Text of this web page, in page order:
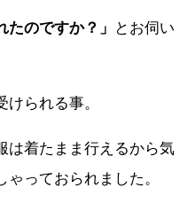
たのですか？」
とお伺い
られる事。
は着たまま行えるから気
っておられました。